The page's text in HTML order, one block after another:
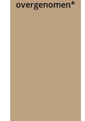
overgenomen*